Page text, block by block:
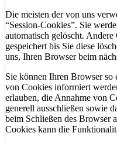
Die meisten der von uns
“Session-Cookies”. Sie
automatisch gelöscht.
gespeichert bis Sie diese
uns, Ihren Browser beim
Sie können Ihren Browser so
von Cookies informiert
erlauben, die Annahme von
generell ausschließen sowie
beim Schließen des Browser
Cookies kann die